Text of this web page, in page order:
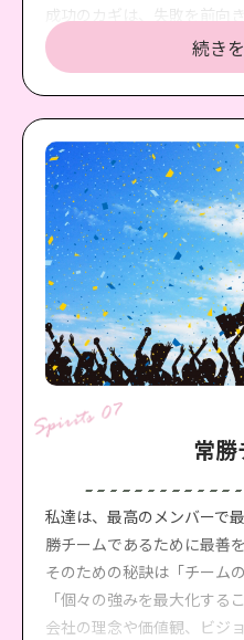
成功のカギは、失敗を前向
ず、改善を続けることだと
人間がいます。失敗も成功
人。
私達は失敗を恐れず、チャ
仲間を誇りに思います。
チャレンジを繰り返して、
入れます。
続き
常勝
私達は、最高のメンバーで
勝チームであるために最善
そのための秘訣は「チーム
「個々の強みを最大化する
会社の理念や価値観、ビジ